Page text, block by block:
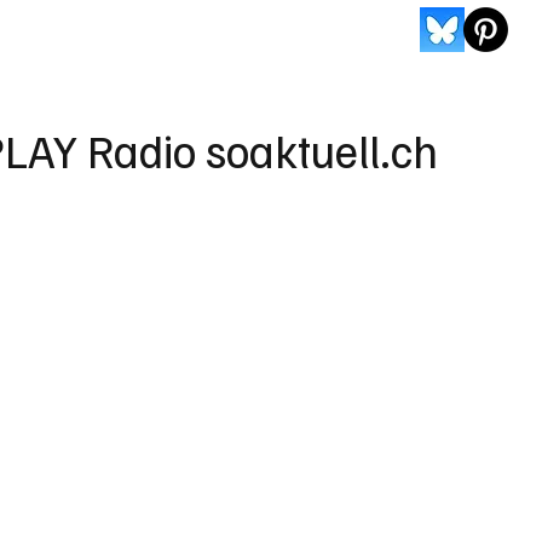
Radio soaktuell.ch